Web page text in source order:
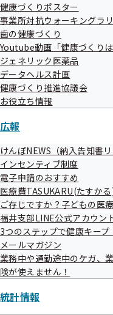
健康づくりポスター
事業所対抗ウォーキングラ
歯の健康づくり
Youtube動画「健康づくりは
ジェネリック医薬品
データヘルス計画
健康づくり推進協議会
お役立ち情報
広報
けんぽNEWS（納入告知書リ
インセンティブ制度
電子申請のおすすめ
医療費TASUKARU(たすか
ご存じですか？子どもの医
福井支部LINE公式アカウン
3つのステップで健康キープ
メールマガジン
業務中や通勤途中のケガ、
険が使えません！
統計情報
協定締結者 協定締結
福井県
平成26年10
坂井市
平成27年3
越前市
平成27年11
福井市
平成29年2月
鯖江市
平成29年8月
敦賀市
平成30年11
大野市
勝山市
令和元年9月
小浜市
令和2年4月
関係機関等
協定締結者